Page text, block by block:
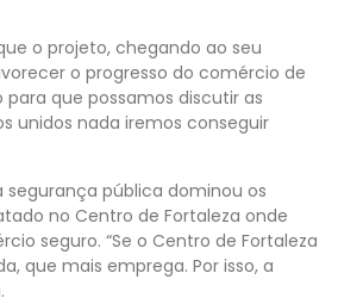
o projeto, chegando ao seu
o progresso do comércio de
que possamos discutir as
unidos nada iremos conseguir
segurança pública dominou os
no Centro de Fortaleza onde
seguro. “Se o Centro de Fortaleza
que mais emprega. Por isso, a